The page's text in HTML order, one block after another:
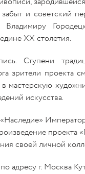
и советский
XX столетия.
Ступени
зрители проекта
в мастерскую
искусства.
своей личной
адресу г. Москва